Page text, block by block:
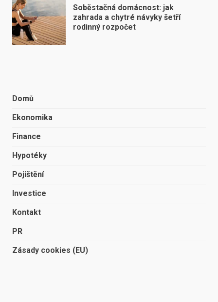
Soběstačná domácnost: jak
zahrada a chytré návyky šetří
rodinný rozpočet
Domů
Ekonomika
Finance
Hypotéky
Pojištění
Investice
Kontakt
PR
Zásady cookies (EU)